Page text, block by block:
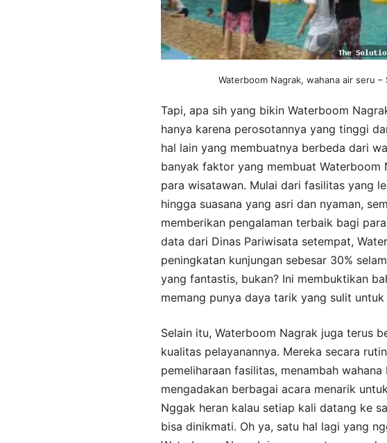
Waterboom Nagrak, wahana air seru
Tapi, apa sih yang bikin Waterboom
hanya karena perosotannya yang tinggi
hal lain yang membuatnya berbeda dari
banyak faktor yang membuat Waterboom
para wisatawan. Mulai dari fasilitas yang
hingga suasana yang asri dan nyaman,
memberikan pengalaman terbaik bagi
data dari Dinas Pariwisata setempat,
peningkatan kunjungan sebesar 30%
yang fantastis, bukan? Ini membuktikan
memang punya daya tarik yang sulit
Selain itu, Waterboom Nagrak juga terus
kualitas pelayanannya. Mereka secara
pemeliharaan fasilitas, menambah
mengadakan berbagai acara menarik
Nggak heran kalau setiap kali datang ke
bisa dinikmati. Oh ya, satu hal lagi yang